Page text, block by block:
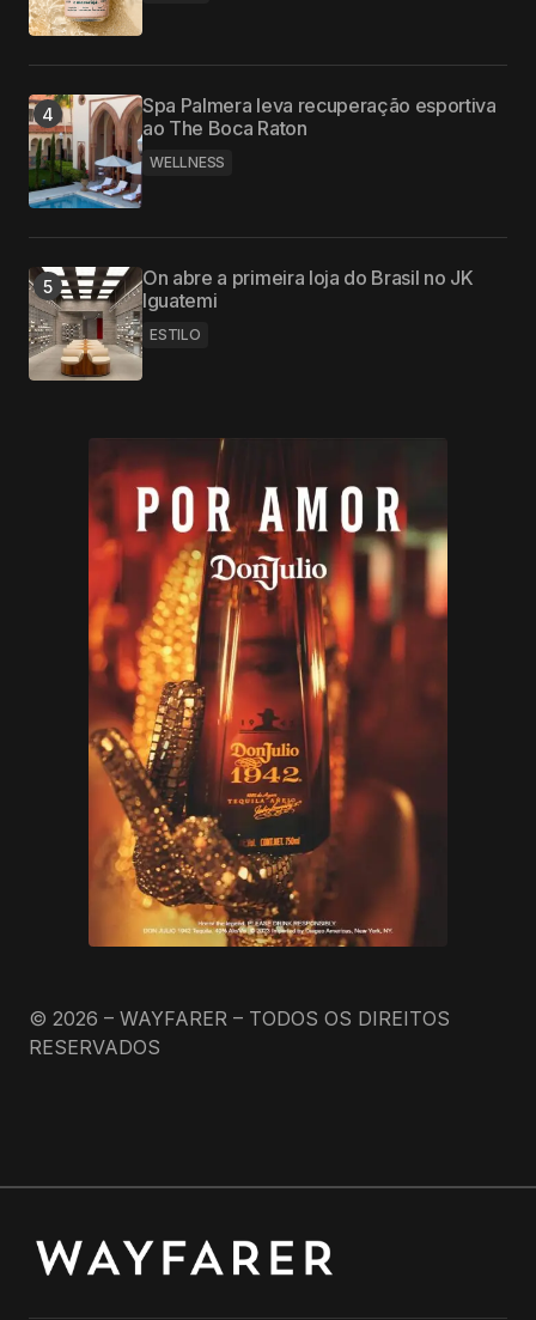
Spa Palmera leva recuperação esportiva
ao The Boca Raton
WELLNESS
On abre a primeira loja do Brasil no JK
Iguatemi
ESTILO
© 2026 – WAYFARER – TODOS OS DIREITOS
RESERVADOS